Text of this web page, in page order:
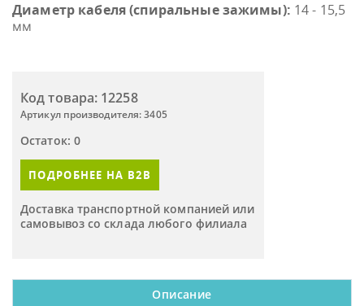
Диаметр кабеля (спиральные зажимы): 14 - 15,5
мм
Код товара: 12258
Артикул производителя: 3405
Остаток: 0
ПОДРОБНЕЕ НА B2B
Доставка транспортной компанией или
самовывоз со склада любого филиала
Описание